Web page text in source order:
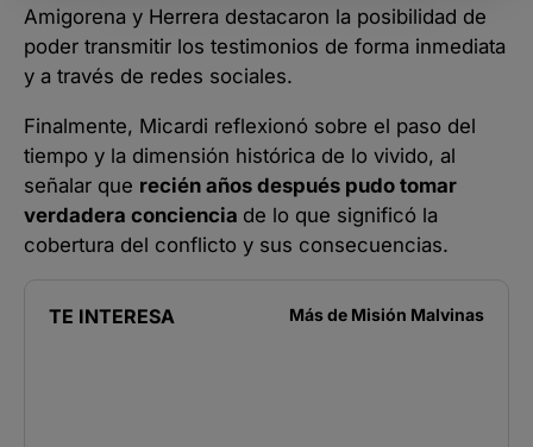
Amigorena y Herrera destacaron la posibilidad de
poder transmitir los testimonios de forma inmediata
y a través de redes sociales.
Finalmente, Micardi reflexionó sobre el paso del
tiempo y la dimensión histórica de lo vivido, al
señalar que recién años después pudo tomar
verdadera conciencia de lo que significó la
cobertura del conflicto y sus consecuencias.
TE INTERESA Más de Misión Malvinas